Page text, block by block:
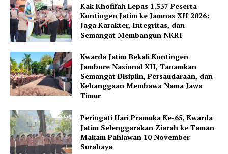
Kak Khofifah Lepas 1.537 Peserta
Kontingen Jatim ke Jamnas XII 2026:
Jaga Karakter, Integritas, dan
Semangat Membangun NKRI
Kwarda Jatim Bekali Kontingen
Jambore Nasional XII, Tanamkan
Semangat Disiplin, Persaudaraan, dan
Kebanggaan Membawa Nama Jawa
Timur
Peringati Hari Pramuka Ke-65, Kwarda
Jatim Selenggarakan Ziarah ke Taman
Makam Pahlawan 10 November
Surabaya